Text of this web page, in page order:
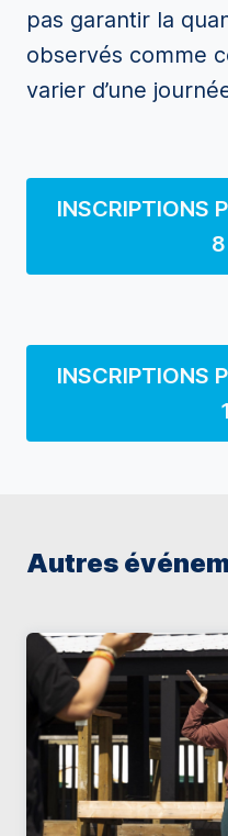
pas garantir la
observés comme
varier d’une
INSCRIPTIONS
INSCRIPTIONS
Autres